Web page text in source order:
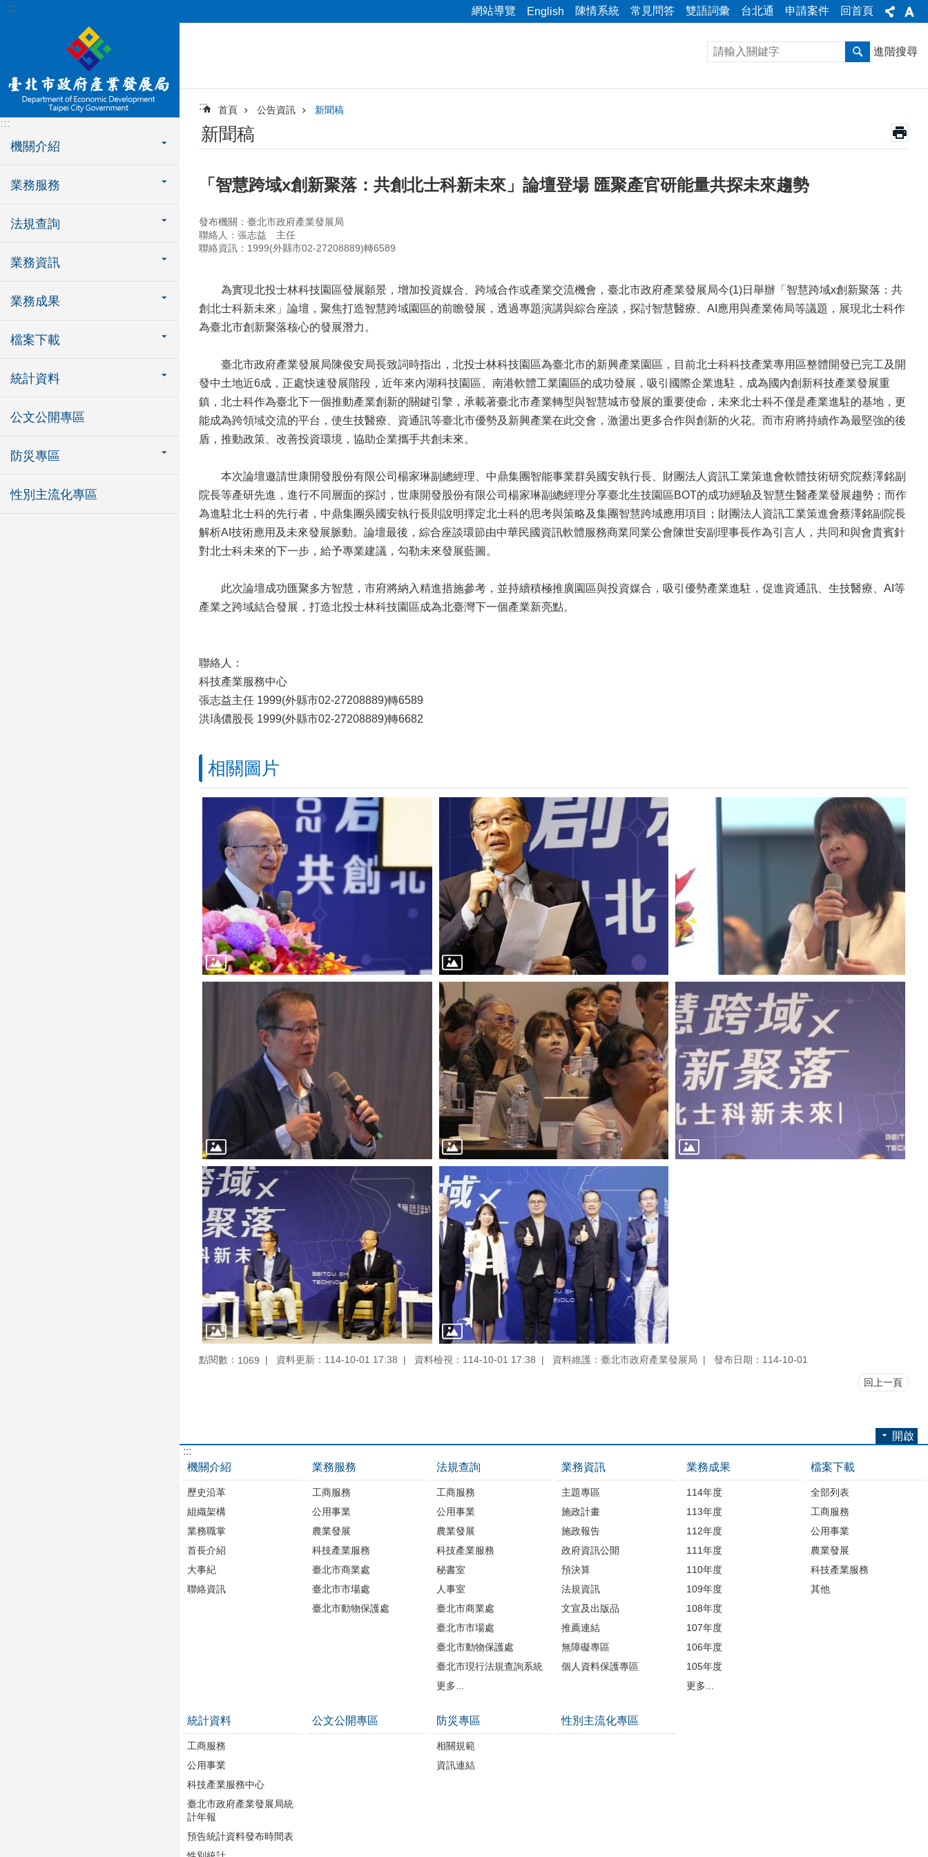
跳到主要內容區塊
::: 網站導覽 English 陳情系統 常見問答 雙語詞彙 台北通 申請案件 回首頁
:::
機關介紹
業務服務
法規查詢
業務資訊
業務成果
檔案下載
統計資料
公文公開專區
防災專區
性別主流化專區
進階搜尋
::: 首頁 公告資訊 新聞稿
新聞稿
「智慧跨域x創新聚落：共創北士科新未來」論壇登場 匯聚產官研能量共探未來趨勢
發布機關：臺北市政府產業發展局
聯絡人：張志益 主任
聯絡資訊：1999(外縣市02-27208889)轉6589
為實現北投士林科技園區發展願景，增加投資媒合、跨域合作或產業交流機會，臺北市政府產業發展局今(1)日舉辦「智慧跨域x創新聚落：共
創北士科新未來」論壇，聚焦打造智慧跨域園區的前瞻發展，透過專題演講與綜合座談，探討智慧醫療、AI應用與產業佈局等議題，展現北士科作
為臺北市創新聚落核心的發展潛力。
臺北市政府產業發展局陳俊安局長致詞時指出，北投士林科技園區為臺北市的新興產業園區，目前北士科科技產業專用區整體開發已完工及開
發中土地近6成，正處快速發展階段，近年來內湖科技園區、南港軟體工業園區的成功發展，吸引國際企業進駐，成為國內創新科技產業發展重
鎮，北士科作為臺北下一個推動產業創新的關鍵引擎，承載著臺北市產業轉型與智慧城市發展的重要使命，未來北士科不僅是產業進駐的基地，更
能成為跨領域交流的平台，使生技醫療、資通訊等臺北市優勢及新興產業在此交會，激盪出更多合作與創新的火花。而市府將持續作為最堅強的後
盾，推動政策、改善投資環境，協助企業攜手共創未來。
本次論壇邀請世康開發股份有限公司楊家琳副總經理、中鼎集團智能事業群吳國安執行長、財團法人資訊工業策進會軟體技術研究院蔡澤銘副
院長等產研先進，進行不同層面的探討，世康開發股份有限公司楊家琳副總經理分享臺北生技園區BOT的成功經驗及智慧生醫產業發展趨勢；而作
為進駐北士科的先行者，中鼎集團吳國安執行長則說明擇定北士科的思考與策略及集團智慧跨域應用項目；財團法人資訊工業策進會蔡澤銘副院長
解析AI技術應用及未來發展脈動。論壇最後，綜合座談環節由中華民國資訊軟體服務商業同業公會陳世安副理事長作為引言人，共同和與會貴賓針
對北士科未來的下一步，給予專業建議，勾勒未來發展藍圖。
此次論壇成功匯聚多方智慧，市府將納入精進措施參考，並持續積極推廣園區與投資媒合，吸引優勢產業進駐，促進資通訊、生技醫療、AI等
產業之跨域結合發展，打造北投士林科技園區成為北臺灣下一個產業新亮點。
聯絡人：
科技產業服務中心
張志益主任 1999(外縣市02-27208889)轉6589
洪瑀儂股長 1999(外縣市02-27208889)轉6682
相關圖片
點閱數： 1069 資料更新：114-10-01 17:38 資料檢視：114-10-01 17:38 資料維護：臺北市政府產業發展局 發布日期：114-10-01
回上一頁
開啟
:::
機關介紹
歷史沿革
組織架構
業務職掌
首長介紹
大事紀
聯絡資訊
業務服務
工商服務
公用事業
農業發展
科技產業服務
臺北市商業處
臺北市市場處
臺北市動物保護處
法規查詢
工商服務
公用事業
農業發展
科技產業服務
秘書室
人事室
臺北市商業處
臺北市市場處
臺北市動物保護處
臺北市現行法規查詢系統
更多...
業務資訊
主題專區
施政計畫
施政報告
政府資訊公開
預決算
法規資訊
文宣及出版品
推薦連結
無障礙專區
個人資料保護專區
業務成果
114年度
113年度
112年度
111年度
110年度
109年度
108年度
107年度
106年度
105年度
更多...
檔案下載
全部列表
工商服務
公用事業
農業發展
科技產業服務
其他
統計資料
工商服務
公用事業
科技產業服務中心
臺北市政府產業發展局統
計年報
預告統計資料發布時間表
公文公開專區 防災專區
相關規範
資訊連結
性別主流化專區